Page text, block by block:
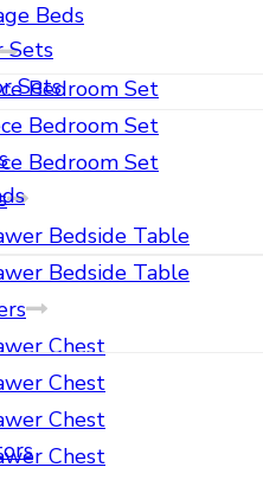
Beds
Bedroom Set
Bedroom Set
Bedroom Set
Bedside Table
Bedside Table
Chest
Chest
Chest
Chest
Sets
Sets